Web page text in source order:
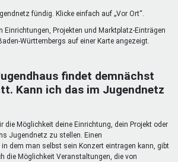
fündig. Klicke einfach auf „Vor Ort“.
Einrichtungen, Projekten und Marktplatz-Einträgen
Württembergs auf einer Karte angezeigt.
findet demnächst
Kann ich das im Jugendnetz
die Möglichkeit deine Einrichtung, dein Projekt oder
Jugendnetz zu stellen. Einen
dem man selbst sein Konzert eintragen kann, gibt
die Möglichkeit Veranstaltungen, die von